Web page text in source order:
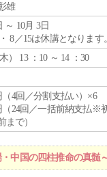
雄
～ 10月 3日
8／15は休講となります
木） 13 ：10 ～ 14 ：30
（4回／分割支払い）×6
（24回／一括前納支払※
まで）
中国の四柱推命の真髄